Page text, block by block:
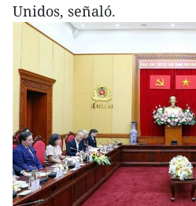
Unidos, señaló.